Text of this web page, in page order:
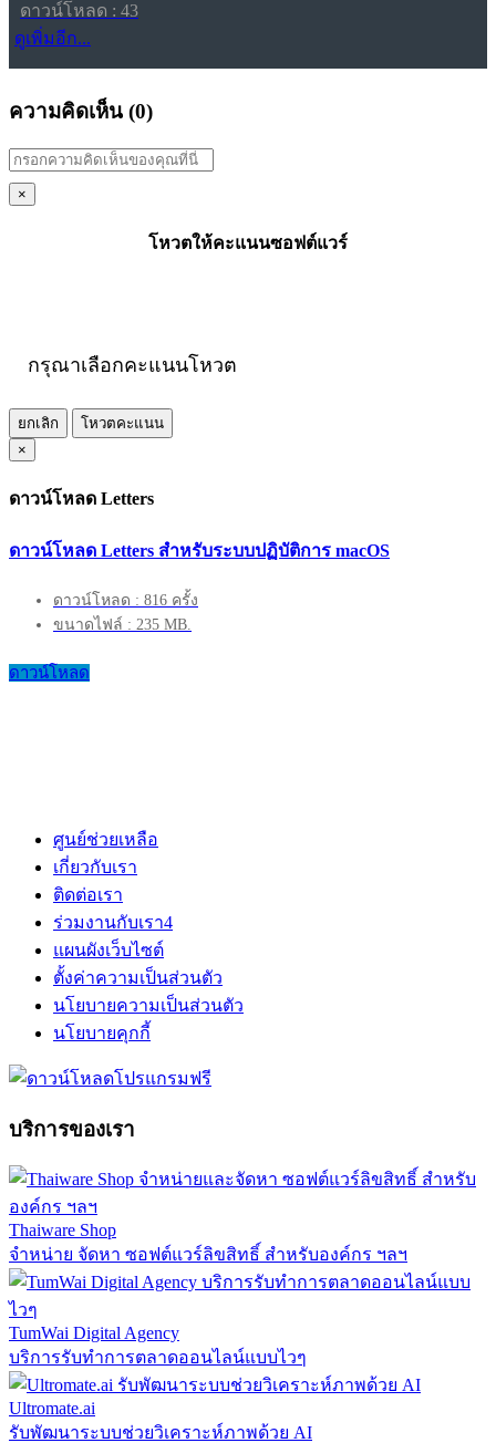
ดาวน์โหลด : 43
ดูเพิ่มอีก...
ความคิดเห็น (0)
×
โหวตให้คะแนนซอฟต์แวร์
กรุณาเลือกคะแนนโหวต
ยกเลิก
โหวตคะแนน
×
ดาวน์โหลด Letters
ดาวน์โหลด Letters สำหรับระบบปฏิบัติการ macOS
ดาวน์โหลด : 816 ครั้ง
ขนาดไฟล์ : 235 MB.
ดาวน์โหลด
ศูนย์ช่วยเหลือ
เกี่ยวกับเรา
ติดต่อเรา
ร่วมงานกับเรา4
แผนผังเว็บไซต์
ตั้งค่าความเป็นส่วนตัว
นโยบายความเป็นส่วนตัว
นโยบายคุกกี้
บริการของเรา
Thaiware Shop
จำหน่าย จัดหา ซอฟต์แวร์ลิขสิทธิ์ สำหรับองค์กร ฯลฯ
TumWai Digital Agency
บริการรับทำการตลาดออนไลน์แบบไวๆ
Ultromate.ai
รับพัฒนาระบบช่วยวิเคราะห์ภาพด้วย AI